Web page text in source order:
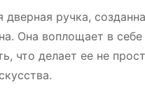
дверная ручка,
Она воплощает в себе
что делает ее не